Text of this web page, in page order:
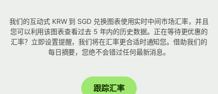
我们的互动式 KRW 到 SGD 兑换图表使用实时中间市场汇率，并且
您可以利用该图表查看过去 5 年内的历史数据。正在等待更优惠的
汇率？立即设置提醒，我们将在汇率更合适时通知您。借助我们的
每日摘要，您绝不会错过任何最新消息。
跟踪汇率